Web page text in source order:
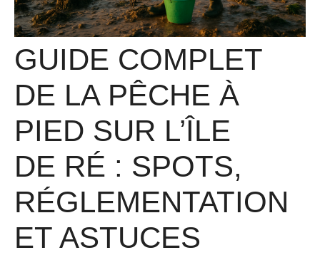
GUIDE COMPLET
DE LA PÊCHE À
PIED SUR L’ÎLE
DE RÉ : SPOTS,
RÉGLEMENTATION
ET ASTUCES